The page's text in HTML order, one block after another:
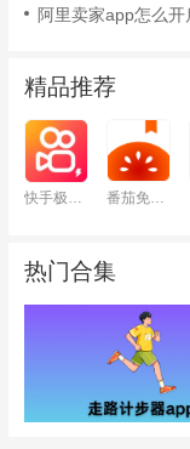
精品推荐
快手极速版 番茄免费小说
热门合集